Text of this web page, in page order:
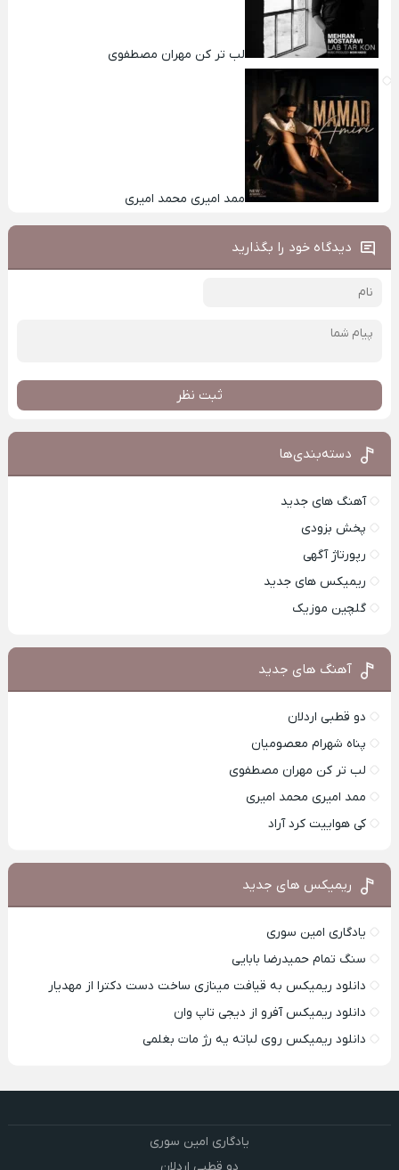
لب تر کن مهران مصطفوی
ممد امیری محمد امیری
دیدگاه خود را بگذارید
ثبت نظر
دسته‌بندی‌ها
آهنگ های جدید
پخش بزودی
رپورتاژ آگهی
ریمیکس های جدید
گلچین موزیک
آهنگ های جدید
دو قطبی اردلان
پناه شهرام معصومیان
لب تر کن مهران مصطفوی
ممد امیری محمد امیری
کی هواییت کرد آراد
ریمیکس های جدید
یادگاری امین سوری
سنگ تمام حمیدرضا بابایی
دانلود ریمیکس به قیافت مینازی ساخت دست دکترا از مهدیار
دانلود ریمیکس آفرو از ديجی تاپ وان
دانلود ریمیکس روی لباته یه رژ مات بغلمی
یادگاری امین سوری